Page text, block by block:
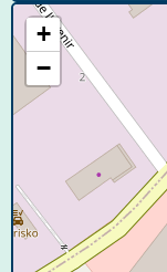
+
−